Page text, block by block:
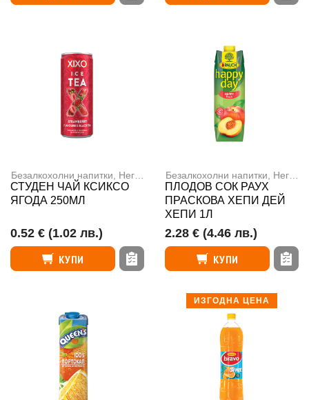
Безалкохолни напитки Негазирани напитки
СТУДЕН ЧАЙ КСИКСО
ЯГОДА 250МЛ
0.52 € (1.02 лв.)
КУПИ
Безалкохолни напитки Негазирани напитки
ПЛОДОВ СОК РАУХ
ПРАСКОВА ХЕПИ ДЕЙ
ХЕПИ 1Л
2.28 € (4.46 лв.)
КУПИ
ИЗГОДНА ЦЕНА